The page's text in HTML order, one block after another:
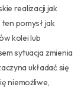
realizacji jak
pomysł jak
kolei lub
sytuacja zmienia
układać się
niemożliwe,